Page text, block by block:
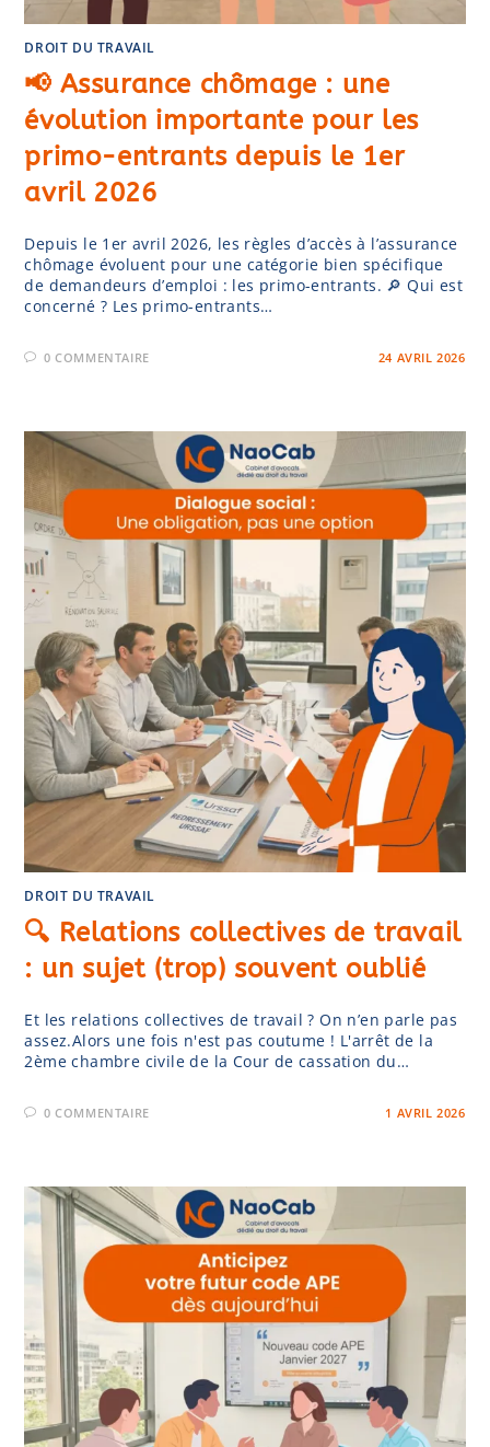
DROIT DU TRAVAIL
📢 Assurance chômage : une
évolution importante pour les
primo-entrants depuis le 1er
avril 2026
Depuis le 1er avril 2026, les règles d’accès à l’assurance
chômage évoluent pour une catégorie bien spécifique
de demandeurs d’emploi : les primo-entrants. 🔎 Qui est
concerné ? Les primo-entrants…
0 COMMENTAIRE 24 AVRIL 2026
DROIT DU TRAVAIL
🔍 Relations collectives de travail
: un sujet (trop) souvent oublié
Et les relations collectives de travail ? On n’en parle pas
assez.Alors une fois n'est pas coutume ! L'arrêt de la
2ème chambre civile de la Cour de cassation du…
0 COMMENTAIRE 1 AVRIL 2026